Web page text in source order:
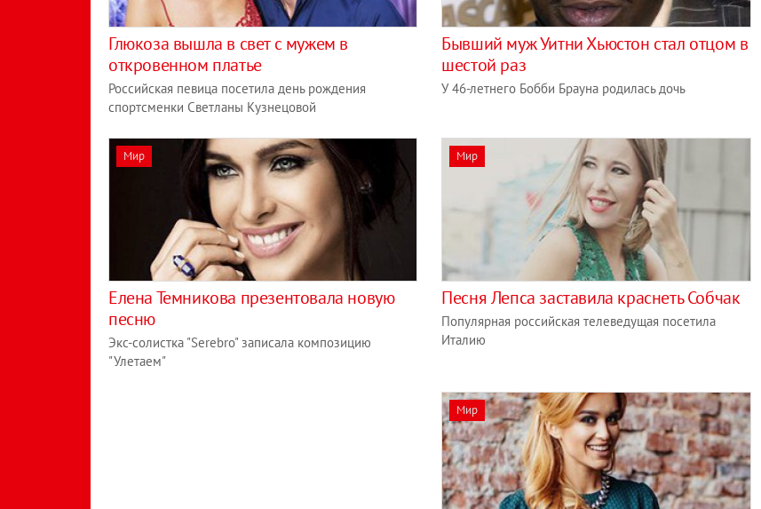
Глюкоза вышла в свет с мужем в
откровенном платье
Российская певица посетила день рождения
спортсменки Светланы Кузнецовой
Бывший муж Уитни Хьюстон стал отцом в
шестой раз
У 46-летнего Бобби Брауна родилась дочь
Мир
Елена Темникова презентовала новую
песню
Экс-солистка "Serebro" записала композицию
"Улетаем"
Мир
Песня Лепса заставила краснеть Собчак
Популярная российская телеведущая посетила
Италию
Мир